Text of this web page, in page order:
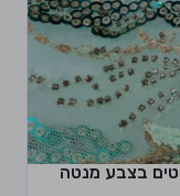
בצבע מנטה